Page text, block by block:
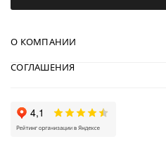
О КОМПАНИИ
СОГЛАШЕНИЯ